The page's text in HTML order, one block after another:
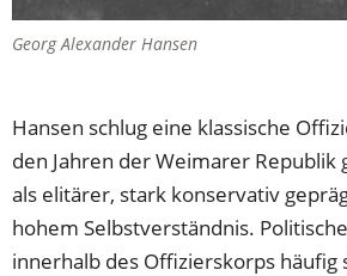
Georg Alexander Hansen
Hansen schlug eine klassische
den Jahren der Weimarer Republik
als elitärer, stark konservativ
hohem Selbstverständnis.
innerhalb des Offizierskorps häufig